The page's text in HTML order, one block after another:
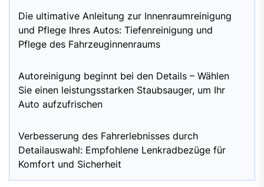
Die ultimative Anleitung zur Innenraumreinigung
und Pflege Ihres Autos: Tiefenreinigung und
Pflege des Fahrzeuginnenraums
Autoreinigung beginnt bei den Details – Wählen
Sie einen leistungsstarken Staubsauger, um Ihr
Auto aufzufrischen
Verbesserung des Fahrerlebnisses durch
Detailauswahl: Empfohlene Lenkradbezüge für
Komfort und Sicherheit